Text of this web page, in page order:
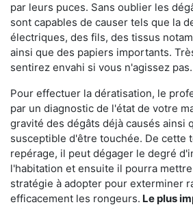
par leurs puces. Sans oublier les
sont capables de causer tels que la
électriques, des fils, des tissus
ainsi que des papiers importants.
sentirez envahi si vous n'agissez pas.
Pour effectuer la dératisation, le
par un diagnostic de l'état de votre
gravité des dégâts déjà causés ainsi
susceptible d'être touchée. De cette
repérage, il peut dégager le degré
l'habitation et ensuite il pourra
stratégie à adopter pour exterminer
efficacement les rongeurs. Le plus